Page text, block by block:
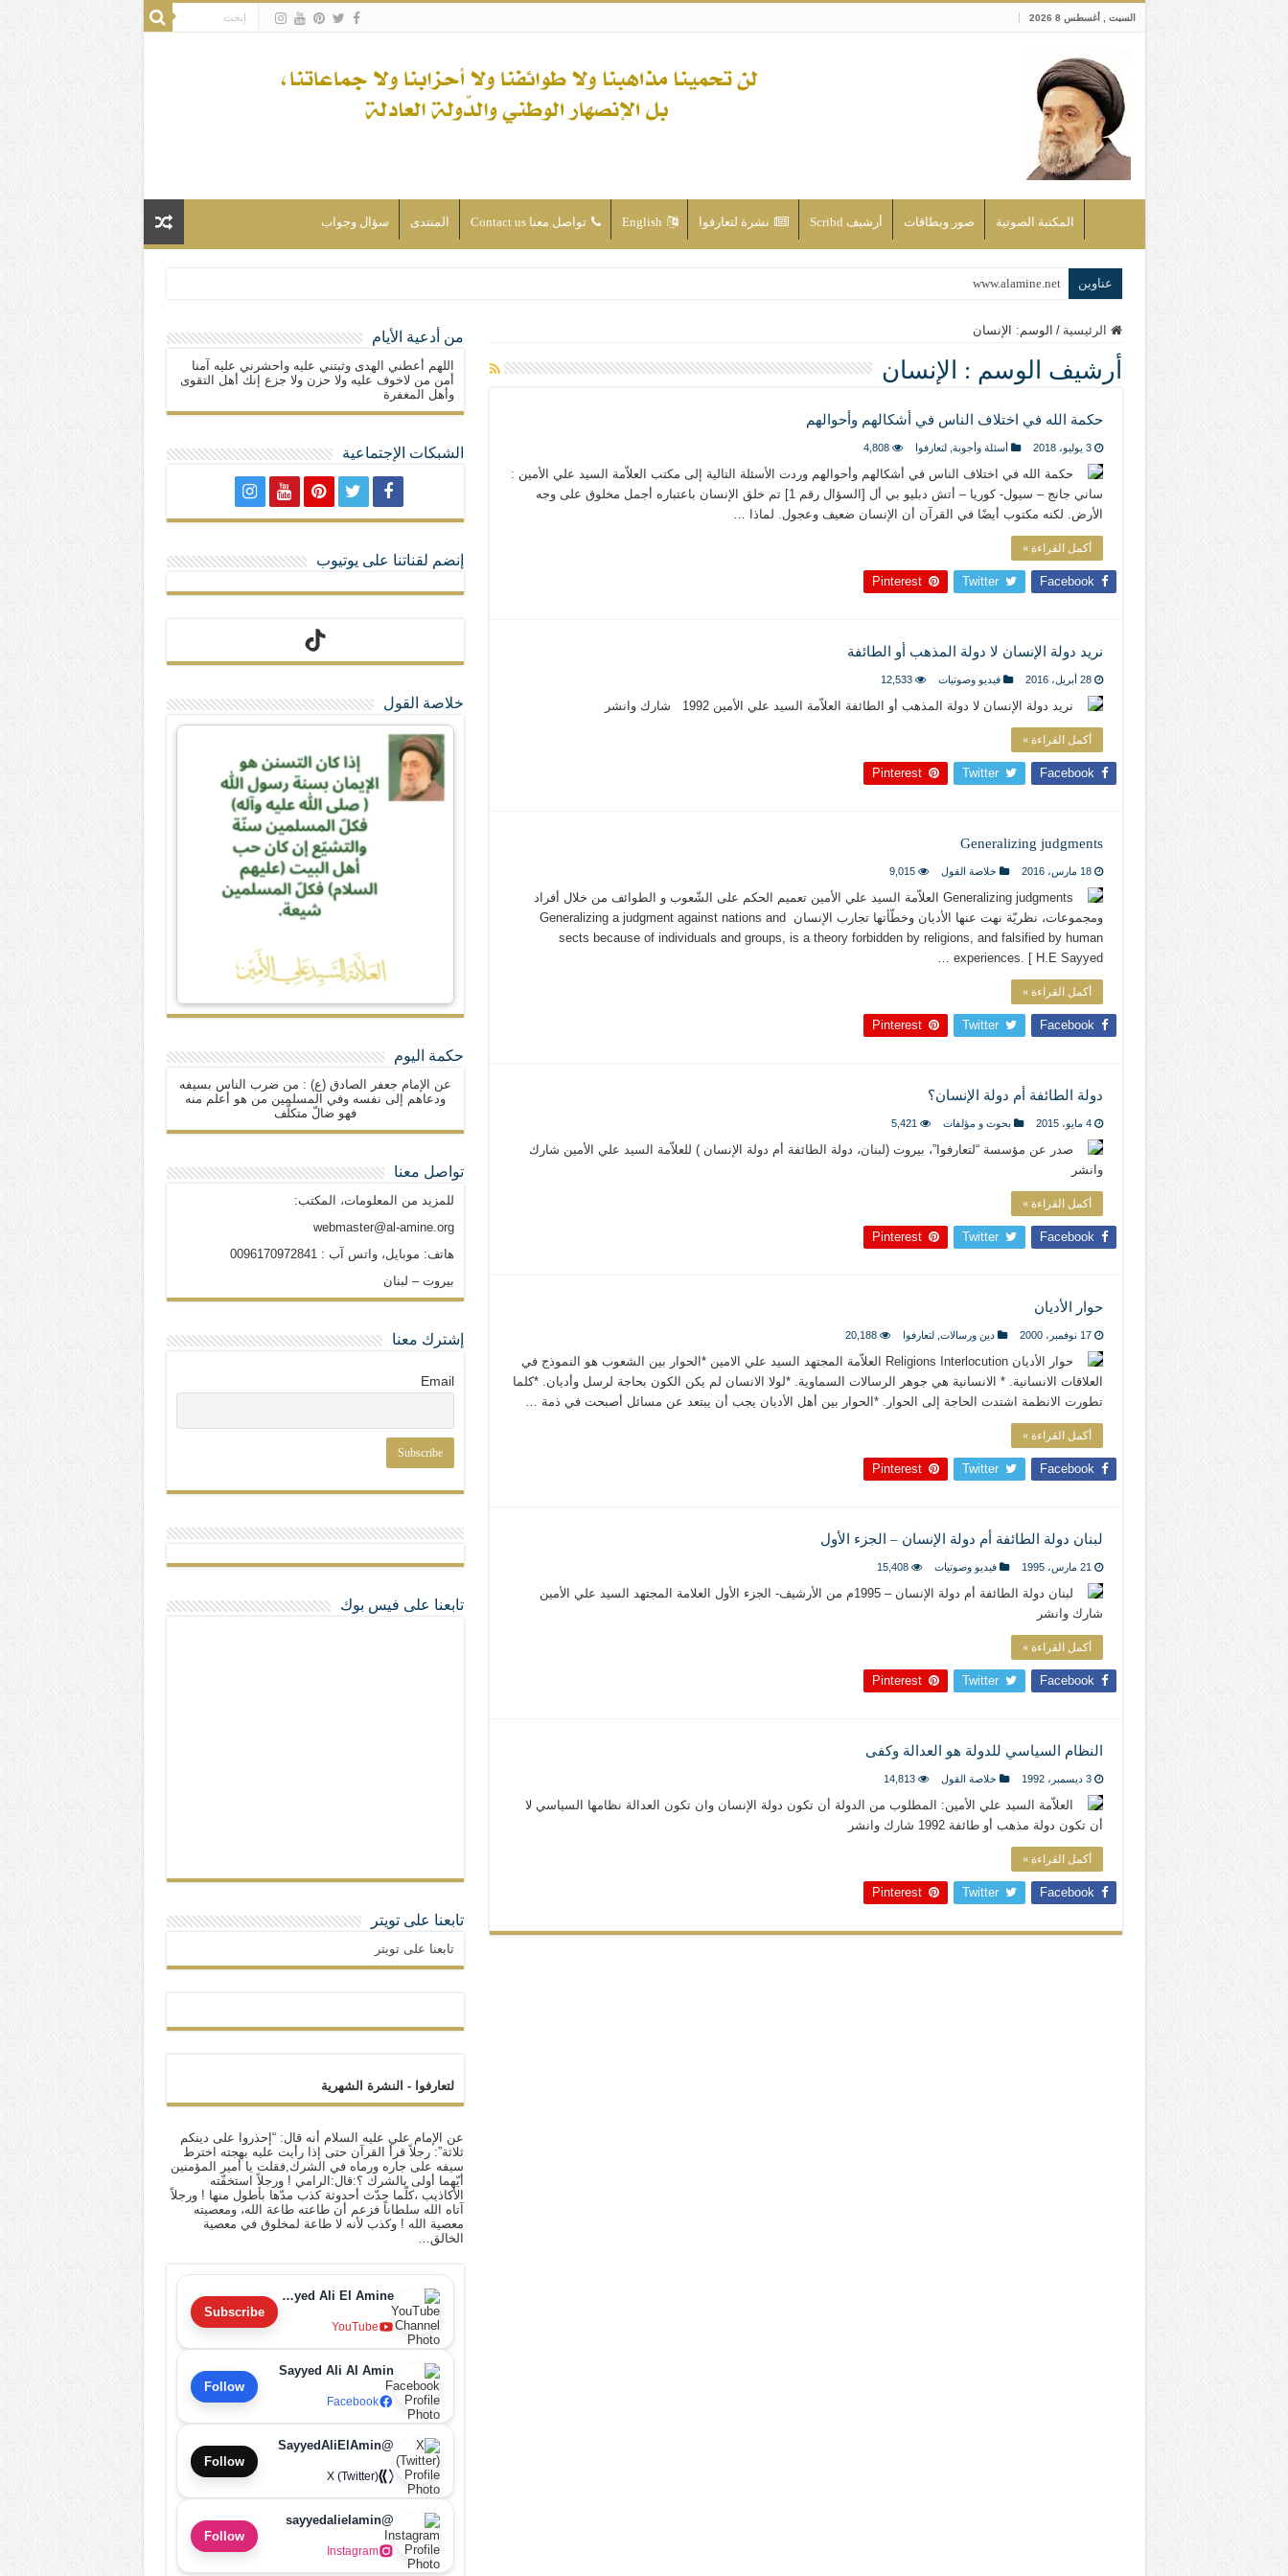
السبت , أغسطس 8 2026
المكتبة الصوتية صور وبطاقات أرشيف Scribd نشرة لتعارفوا English تواصل معنا Contact us المنتدى سؤال وجواب
عناوين www.alamine.net
إذا كان التسنن هو الإيمان بسنة رسول الله ( صلى الله عليه وآله) فكلّ المسلمين سنّة والتشيّع إن كان حب أهل البيت (عليهم السلام) فكلّ المسلمين شيعة.
علاقات المذاهب والأديان لا يجوز أن تكون على حساب الأوطان
ليست المنفعة تأتي من إسلامية النّظام كما لا تأتي المضرة من مسيحية النظام
المتهاون بوطنه متهاون بدينه حتماً
الرئيسية / الوسم: الإنسان
أرشيف الوسم : الإنسان
حكمة الله في اختلاف الناس في أشكالهم وأحوالهم
3 يوليو، 2018 أسئلة وأجوبة ,لتعارفوا 4,808
حكمة الله في اختلاف الناس في أشكالهم وأحوالهم وردت الأسئلة التالية إلى مكتب العلاّمة السيد علي الأمين :
ساني جانج – سيول- كوريا – أتش دبليو بي أل [السؤال رقم 1] تم خلق الإنسان باعتباره أجمل مخلوق على وجه
الأرض. لكنه مكتوب أيضًا في القرآن أن الإنسان ضعيف وعجول. لماذا …
أكمل القراءة »
Facebook
Twitter
Pinterest
نريد دولة الإنسان لا دولة المذهب أو الطائفة
28 أبريل، 2016 فيديو وصوتيات 12,533
نريد دولة الإنسان لا دولة المذهب أو الطائفة العلاّمة السيد علي الأمين 1992 شارك وانشر
أكمل القراءة »
Facebook
Twitter
Pinterest
Generalizing judgments
18 مارس، 2016 خلاصة القول 9,015
Generalizing judgments العلاّمة السيد علي الأمين تعميم الحكم على الشّعوب و الطوائف من خلال أفراد
ومجموعات، نظريّة نهت عنها الأديان وخطّأتها تجارب الإنسان ‬ Generalizing a judgment against nations and
sects because of individuals and groups, is a theory forbidden by religions, and falsified by human
experiences. [ H.E Sayyed …
أكمل القراءة »
Facebook
Twitter
Pinterest
دولة الطائفة أم دولة الإنسان؟
4 مايو، 2015 بحوث و مؤلفات 5,421
صدر عن مؤسسة “لتعارفوا”، بيروت (لبنان، دولة الطائفة أم دولة الإنسان ) للعلاّمة السيد علي الأمين شارك
وانشر
أكمل القراءة »
Facebook
Twitter
Pinterest
حوار الأديان
17 نوفمبر، 2000 دين ورسالات ,لتعارفوا 20,188
حوار الأديان Religions Interlocution العلاّمة المجتهد السيد علي الامين *الحوار بين الشعوب هو النموذج في
العلاقات الانسانية. * الانسانية هي جوهر الرسالات السماوية. *لولا الانسان لم يكن الكون بحاجة لرسل وأديان. *كلما
تطورت الانظمة اشتدت الحاجة إلى الحوار. *الحوار بين أهل الأديان يجب أن يبتعد عن مسائل أصبحت في ذمة …
أكمل القراءة »
Facebook
Twitter
Pinterest
لبنان دولة الطائفة أم دولة الإنسان – الجزء الأول
21 مارس، 1995 فيديو وصوتيات 15,408
لبنان دولة الطائفة أم دولة الإنسان – 1995م من الأرشيف- الجزء الأول العلامة المجتهد السيد علي الأمين
شارك وانشر
أكمل القراءة »
Facebook
Twitter
Pinterest
النظام السياسي للدولة هو العدالة وكفى
3 ديسمبر، 1992 خلاصة القول 14,813
العلاّمة السيد علي الأمين: المطلوب من الدولة أن تكون دولة الإنسان وان تكون العدالة نظامها السياسي لا
أن تكون دولة مذهب أو طائفة 1992 شارك وانشر
أكمل القراءة »
Facebook
Twitter
Pinterest
من أدعية الأيام
اللهم أعطني الهدى وثبتني عليه واحشرني عليه آمنا
أمن من لاخوف عليه ولا حزن ولا جزع إنك أهل التقوى
وأهل المغفرة
الشبكات الإجتماعية
إنضم لقناتنا على يوتيوب
تيك توك
خلاصة القول
حكمة اليوم
عن الإمام جعفر الصادق (ع) : من ضرب الناس بسيفه
ودعاهم إلى نفسه وفي المسلمين من هو أعلم منه
فهو ضالّ متكلّف
تواصل معنا
للمزيد من المعلومات، المكتب:
webmaster@al-amine.org
هاتف: موبايل، واتس آب : 0096170972841
بيروت – لبنان
إشترك معنا
Email
تابعنا على فيس بوك
تابعنا على تويتر
تابعنا على تويتر
لتعارفوا - النشرة الشهرية
عن الإمام علي عليه السلام أنه قال: “إحذروا على دينكم
ثلاثة”: رجلاً قرأ القرآن حتى إذا رأيت عليه بهجته اخترط
سيفه على جاره ورماه في الشرك,فقلت يا أمير المؤمنين
أيّهما أولى بالشرك ؟:قال:الرامي ! ورجلاً استخفّته
الأكاذيب ،كلّما حدّث أحدوثة كذب مدّها بأطول منها ! ورجلاً
آتاه الله سلطاناً فزعم أن طاعته طاعة الله، ومعصيته
معصية الله ! وكذب لأنه لا طاعة لمخلوق في معصية
الخالق…
Sayyed Ali El Amine
YouTube
Subscribe
Sayyed Ali Al Amin
Facebook
Follow
@SayyedAliElAmin
X (Twitter)
Follow
@sayyedalielamin
Instagram
Follow